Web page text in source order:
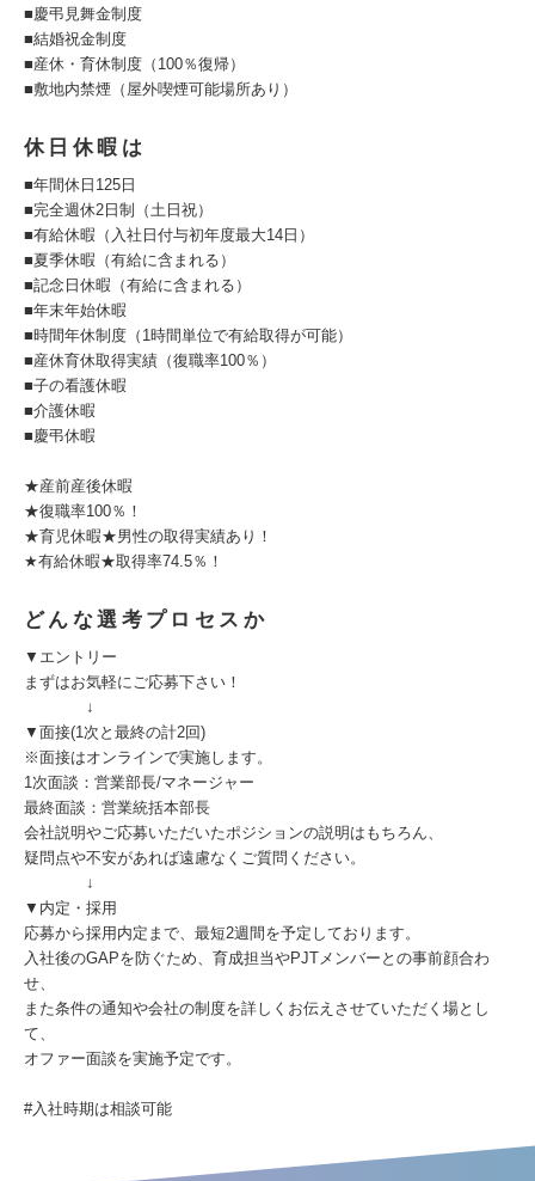
■慶弔見舞金制度
■結婚祝金制度
■産休・育休制度（100％復帰）
■敷地内禁煙（屋外喫煙可能場所あり）
休日休暇は
■年間休日125日
■完全週休2日制（土日祝）
■有給休暇（入社日付与初年度最大14日）
■夏季休暇（有給に含まれる）
■記念日休暇（有給に含まれる）
■年末年始休暇
■時間年休制度（1時間単位で有給取得が可能）
■産休育休取得実績（復職率100％）
■子の看護休暇
■介護休暇
■慶弔休暇
★産前産後休暇
★復職率100％！
★育児休暇★男性の取得実績あり！
★有給休暇★取得率74.5％！
どんな選考プロセスか
▼エントリー
まずはお気軽にご応募下さい！
↓
▼面接(1次と最終の計2回)
※面接はオンラインで実施します。
1次面談：営業部長/マネージャー
最終面談：営業統括本部長
会社説明やご応募いただいたポジションの説明はもちろん、
疑問点や不安があれば遠慮なくご質問ください。
↓
▼内定・採用
応募から採用内定まで、最短2週間を予定しております。
入社後のGAPを防ぐため、育成担当やPJTメンバーとの事前顔合わ
せ、
また条件の通知や会社の制度を詳しくお伝えさせていただく場とし
て、
オファー面談を実施予定です。
#入社時期は相談可能